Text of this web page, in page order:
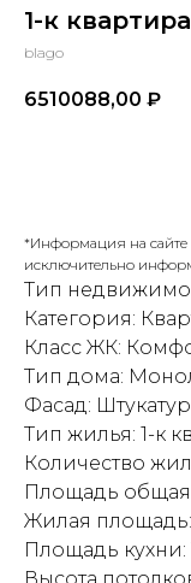
1-к
blago
6510088,00 ₽
*Информация на сайте
исключительно
Тип
Категория:
Класс ЖК:
Тип дома:
Фасад:
Тип жилья: 1-к
Количество
Площадь общая:
Жилая площадь:
Площадь кухни: